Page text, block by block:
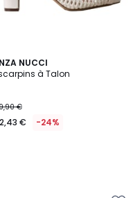
NUCCI
à Talon
€
€ -24%